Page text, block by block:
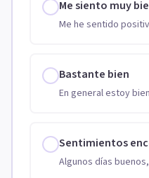
Me siento muy
Me he sentido
Bastante bien
En general estoy
Sentimientos
Algunos días